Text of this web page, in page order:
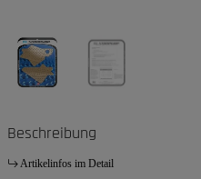
Beschreibung
Artikelinfos im Detail